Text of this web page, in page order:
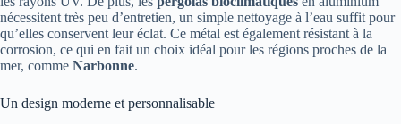
nécessitent très peu d’entretien, un simple nettoyage à l’eau suffit pour
qu’elles conservent leur éclat. Ce métal est également résistant à la
corrosion, ce qui en fait un choix idéal pour les régions proches de la
mer, comme Narbonne.
Un design moderne et personnalisable